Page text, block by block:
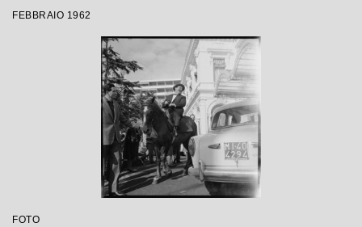
FEBBRAIO 1962
FOTO